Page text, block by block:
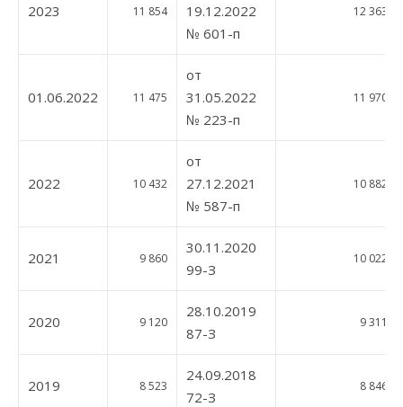
2023 11 854
19.12.2022
№ 601-п
12 363
01.06.2022 11 475
от
31.05.2022
№ 223-п
11 970
2022 10 432
от
27.12.2021
№ 587-п
10 882
2021 9 860
30.11.2020
99-З
10 022
2020 9 120
28.10.2019
87-З
9 311
2019 8 523
24.09.2018
72-З
8 846